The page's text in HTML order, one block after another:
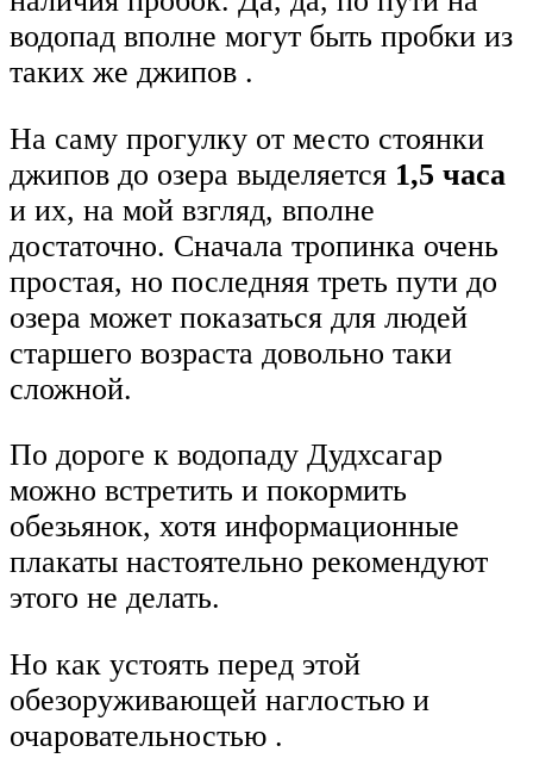
водопад вполне могут быть пробки из
таких же джипов .
На саму прогулку от место стоянки
джипов до озера выделяется 1,5 часа
и их, на мой взгляд, вполне
достаточно. Сначала тропинка очень
простая, но последняя треть пути до
озера может показаться для людей
старшего возраста довольно таки
сложной.
По дороге к водопаду Дудхсагар
можно встретить и покормить
обезьянок, хотя информационные
плакаты настоятельно рекомендуют
этого не делать.
Но как устоять перед этой
обезоруживающей наглостью и
очаровательностью .